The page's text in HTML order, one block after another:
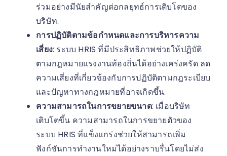
ร่วมอย่างมีนัยสำคัญต่อกลยุทธ์การเติบโตของ
บริษัท.
การปฏิบัติตามข้อกำหนดและการบริหารความ
เสี่ยง: ระบบ HRIS ที่มีประสิทธิภาพช่วยให้ปฏิบัติ
ตามกฎหมายแรงงานท้องถิ่นได้อย่างเคร่งครัด ลด
ความเสี่ยงที่เกี่ยวข้องกับการปฏิบัติตามกฎระเบียบ
และปัญหาทางกฎหมายที่อาจเกิดขึ้น.
ความสามารถในการขยายขนาด: เมื่อบริษัท
เติบโตขึ้น ความสามารถในการขยายตัวของ
ระบบ HRIS ที่แข็งแกร่งช่วยให้สามารถเพิ่ม
ฟังก์ชันการทำงานใหม่ได้อย่างราบรื่นโดยไม่ส่ง